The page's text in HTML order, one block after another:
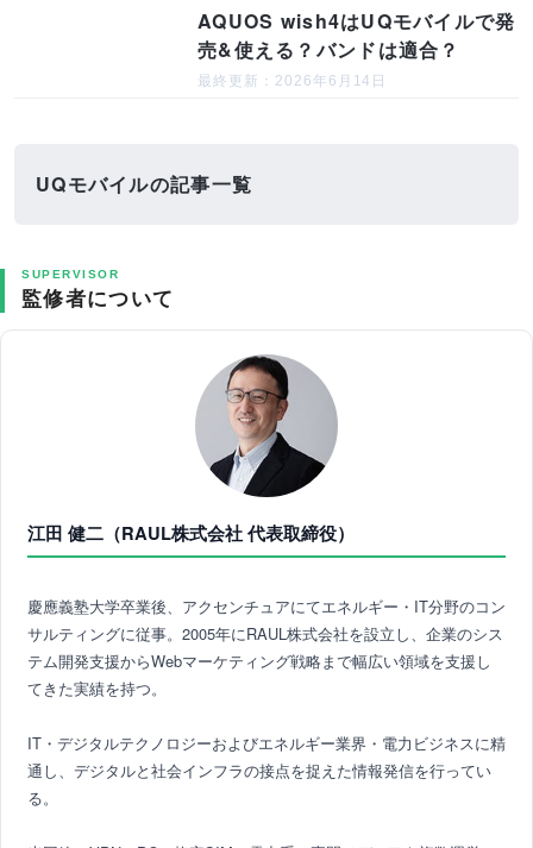
AQUOS wish4はUQモバイルで発
売&使える？バンドは適合？
最終更新：2026年6月14日
UQモバイルの記事一覧
SUPERVISOR
監修者について
江田 健二（RAUL株式会社 代表取締役）
慶應義塾大学卒業後、アクセンチュアにてエネルギー・IT分野のコン
サルティングに従事。2005年にRAUL株式会社を設立し、企業のシス
テム開発支援からWebマーケティング戦略まで幅広い領域を支援し
てきた実績を持つ。
IT・デジタルテクノロジーおよびエネルギー業界・電力ビジネスに精
通し、デジタルと社会インフラの接点を捉えた情報発信を行ってい
る。